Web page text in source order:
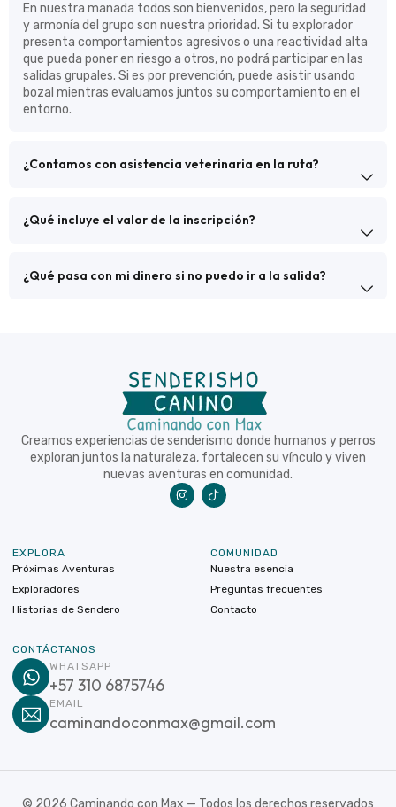
En nuestra manada todos son bienvenidos, pero la seguridad
y armonía del grupo son nuestra prioridad. Si tu explorador
presenta comportamientos agresivos o una reactividad alta
que pueda poner en riesgo a otros, no podrá participar en las
salidas grupales. Si es por prevención, puede asistir usando
bozal mientras evaluamos juntos su comportamiento en el
entorno.
¿Contamos con asistencia veterinaria en la ruta?
¿Qué incluye el valor de la inscripción?
¿Qué pasa con mi dinero si no puedo ir a la salida?
Creamos experiencias de senderismo donde humanos y perros
exploran juntos la naturaleza, fortalecen su vínculo y viven
nuevas aventuras en comunidad.
EXPLORA
Próximas Aventuras
Exploradores
Historias de Sendero
COMUNIDAD
Nuestra esencia
Preguntas frecuentes
Contacto
CONTÁCTANOS
WHATSAPP
+57 310 6875746
EMAIL
caminandoconmax@gmail.com